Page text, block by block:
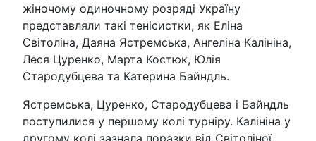
жіночому одиночному розряді Україну
представляли такі тенісистки, як Еліна
Світоліна, Даяна Ястремська, Ангеліна Калініна,
Леся Цуренко, Марта Костюк, Юлія
Стародубцева та Катерина Байндль.
Ястремська, Цуренко, Стародубцева і Байндль
поступилися у першому колі турніру. Калініна у
другому колі зазнала поразки від Світоліної,